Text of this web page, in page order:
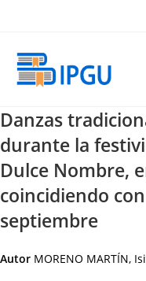
Danzas
durante la
Dulce Nombre,
coincidiendo
septiembre
Autor MORENO MARTÍN,